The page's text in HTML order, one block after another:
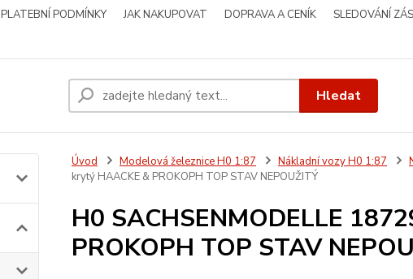
PLATEBNÍ PODMÍNKY JAK NAKUPOVAT DOPRAVA A CENÍK SLEDOVÁNÍ
Hledat
Úvod Modelová železnice H0 1:87 Nákladní vozy H0 1:87
krytý HAACKE & PROKOPH TOP STAV NEPOUŽITÝ
H0 SACHSENMODELLE
PROKOPH TOP STAV